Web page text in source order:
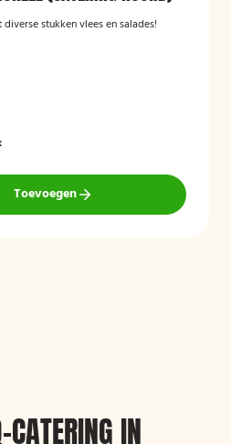
stukken vlees en salades!
Toevoegen
IN